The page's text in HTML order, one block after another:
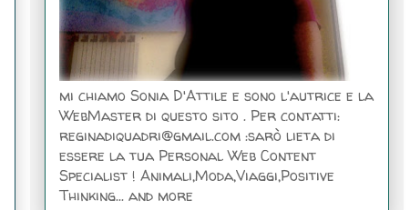
mi chiamo Sonia D'Attile e sono l'autrice e la
WebMaster di questo sito . Per contatti:
reginadiquadri@gmail.com :sarò lieta di
essere la tua Personal Web Content
Specialist ! Animali,Moda,Viaggi,Positive
Thinking... and more